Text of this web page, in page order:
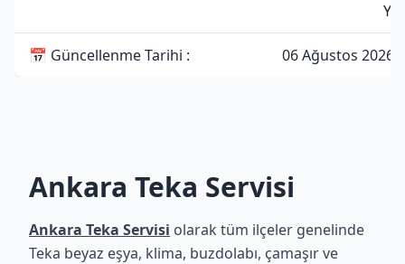
📅 Güncellenme Tarihi : 06 Ağustos 2026
Ankara Teka Servisi
Ankara Teka Servisi olarak tüm ilçeler genelinde
Teka beyaz eşya, klima, buzdolabı, çamaşır ve